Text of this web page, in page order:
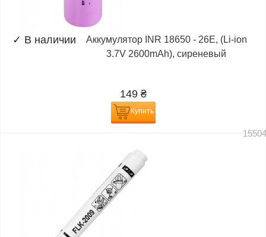
✓ В наличии
Аккумулятор INR 18650 - 26E, (Li-ion
3.7V 2600mAh), сиреневый
149 ₴
Купить